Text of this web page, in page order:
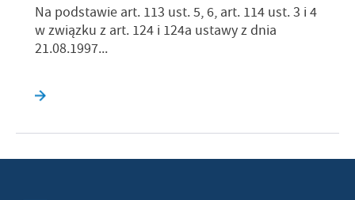
Na podstawie art. 113 ust. 5, 6, art. 114 ust. 3 i 4
w związku z art. 124 i 124a ustawy z dnia
21.08.1997...